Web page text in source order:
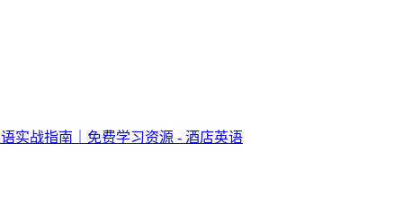
实战指南｜免费学习资源 - 酒店英语